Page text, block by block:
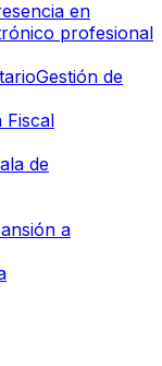
en
profesional
Gestión de
Fiscal
de
a